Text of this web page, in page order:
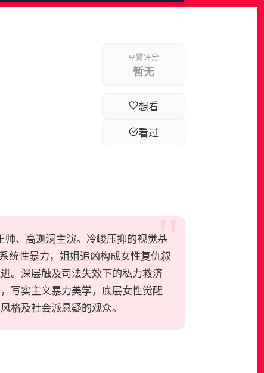
豆瓣评分
暂无
想看
看过
帅、高迦澜主演。冷峻压抑的视觉基
统性暴力，姐姐追凶构成女性复仇叙
。深层触及司法失效下的私力救济
写实主义暴力美学，底层女性觉醒
格及社会派悬疑的观众。